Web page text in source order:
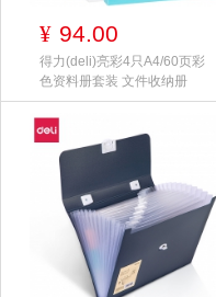
¥ 94.00
得力(deli)亮彩4只A4/60页彩
色资料册套装 文件收纳册